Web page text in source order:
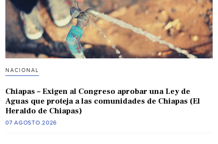
NACIONAL
Chiapas – Exigen al Congreso aprobar una Ley de
Aguas que proteja a las comunidades de Chiapas (El
Heraldo de Chiapas)
07 AGOSTO 2026